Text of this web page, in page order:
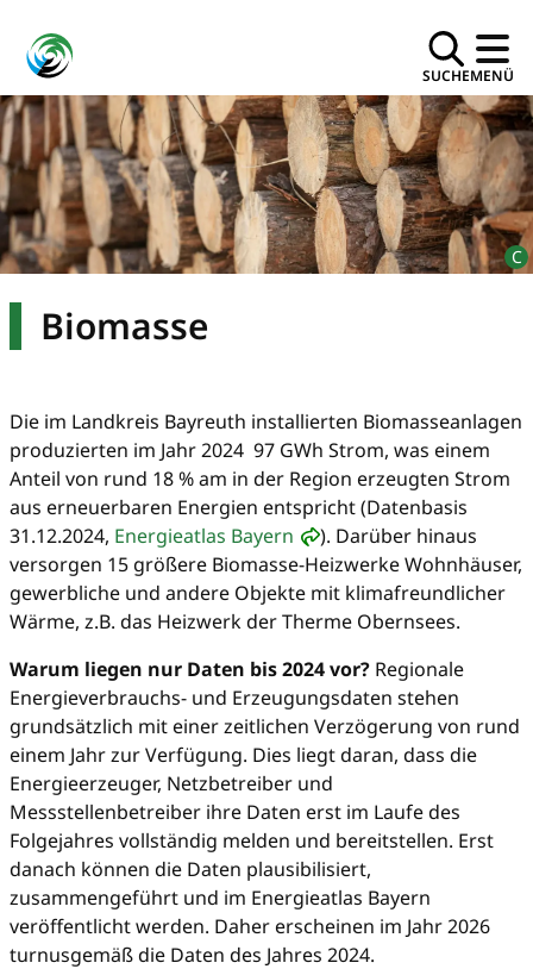
SUCHEMENÜ
Biomasse
Die im Landkreis Bayreuth installierten Biomasseanlagen
produzierten im Jahr 2024 97 GWh Strom, was einem
Anteil von rund 18 % am in der Region erzeugten Strom
aus erneuerbaren Energien entspricht (Datenbasis
31.12.2024, Energieatlas Bayern
). Darüber hinaus
versorgen 15 größere Biomasse-Heizwerke Wohnhäuser,
gewerbliche und andere Objekte mit klimafreundlicher
Wärme, z.B. das Heizwerk der Therme Obernsees.
Warum liegen nur Daten bis 2024 vor? Regionale
Energieverbrauchs- und Erzeugungsdaten stehen
grundsätzlich mit einer zeitlichen Verzögerung von rund
einem Jahr zur Verfügung. Dies liegt daran, dass die
Energieerzeuger, Netzbetreiber und
Messstellenbetreiber ihre Daten erst im Laufe des
Folgejahres vollständig melden und bereitstellen. Erst
danach können die Daten plausibilisiert,
zusammengeführt und im Energieatlas Bayern
veröffentlicht werden. Daher erscheinen im Jahr 2026
turnusgemäß die Daten des Jahres 2024.